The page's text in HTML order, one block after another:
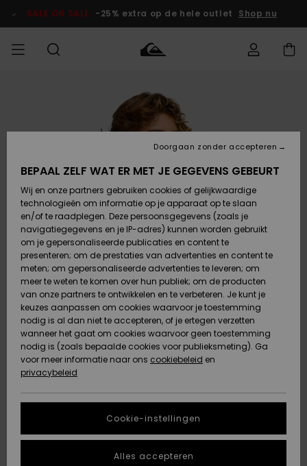
Productinformatie
SALE ON SALE -25% extra op de hele outlet Shop nu
Kleding
Accessoires
Schoenen &
Slippers
Surf /
Water
Snow
Nieuw
Highlights
JONGENS
Kleding
Accessoires
Schoenen &
Slippers
Surf /
Water
Sneeuw
Nieuw
Highlights
DAMES
Shop
Highlights
Snow
SURF
Heren Surf
Shop
Surf Shop
Highlights
Community
SNOW
Heren Snow
Shop
Snow Shop
Dames
Snow Shop
Highlights
Gemeenschap
SALE ON
SALE
HEREN
OUTLET
Kinderen
VROUW
OUTLET
Regio- En
Taalinstellingen
français
Nederlands
Toegang tot
mijn bestelling
Retouren
Betaling
Giftcard
Quiksilver
Freedom
Gegevensbescherming
gesprek om het
snelste
vraag te
DUURZAAMHEID
BEPAAL ZELF WAT ER MET JE GEGEVENS GEBEURT
Wij en onze partners gebruiken cookies of gelijkwaardige
technologieën om informatie op je apparaat op te slaan
en/of te raadplegen. Deze persoonsgegevens (zoals je
navigatiegegevens en je IP-adres) kunnen worden gebruikt
om je gepersonaliseerde publicaties en content te
presenteren; om de prestaties van advertenties en content te
meten; om gepersonaliseerde advertenties te leveren; om
meer te weten te komen over hun publiek; om de producten
van onze partners te ontwikkelen en te verbeteren. Je kunt je
keuzes aanpassen om cookies waarvoor je toestemming
nodig is al dan niet te accepteren, of je ertegen verzetten
wanneer het gaat om cookies waarvoor geen toestemming
nodig is (zoals bepaalde cookies voor publieksmeting). Ga
voor meer informatie naar ons cookiebeleid en
privacybeleid
Cookie-instellingen
Doorgaan zonder accepteren
Alles accepteren